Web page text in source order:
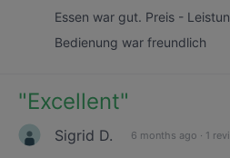
Essen war gut. Preis -
Bedienung war freundlich
"Excellent"
Sigrid D. 6 months ago · 1